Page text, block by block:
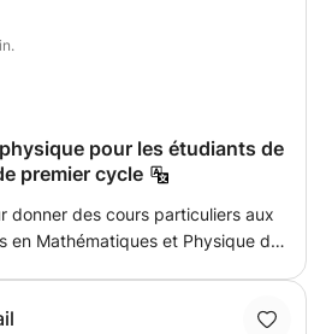
à l'examen. Je peux fournir
les élèves du secondaire et du
pour les étudiants de
premier cycle
donner des cours particuliers aux
en Mathématiques et Physique du
la géométrie, les statistiques,